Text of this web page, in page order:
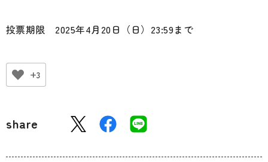
投票期限 2025年4月20日（日）23:59まで
+3
share